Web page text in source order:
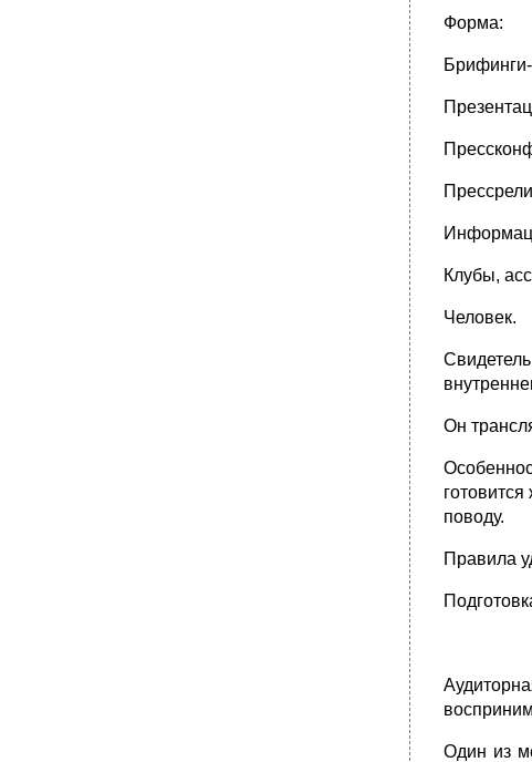
Форма:
Клубы,
Человек.
Он
поводу.
Правила
Один из